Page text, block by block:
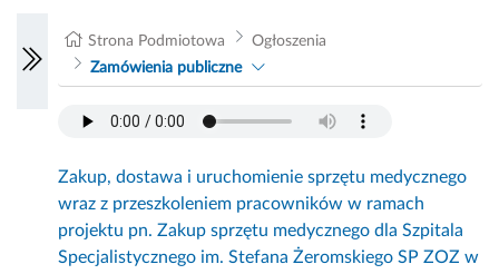
Strona Podmiotowa
Ogłoszenia
Zamówienia publiczne
Zakup, dostawa i uruchomienie sprzętu medycznego
wraz z przeszkoleniem pracowników w ramach
projektu pn. Zakup sprzętu medycznego dla Szpitala
Specjalistycznego im. Stefana Żeromskiego SP ZOZ w